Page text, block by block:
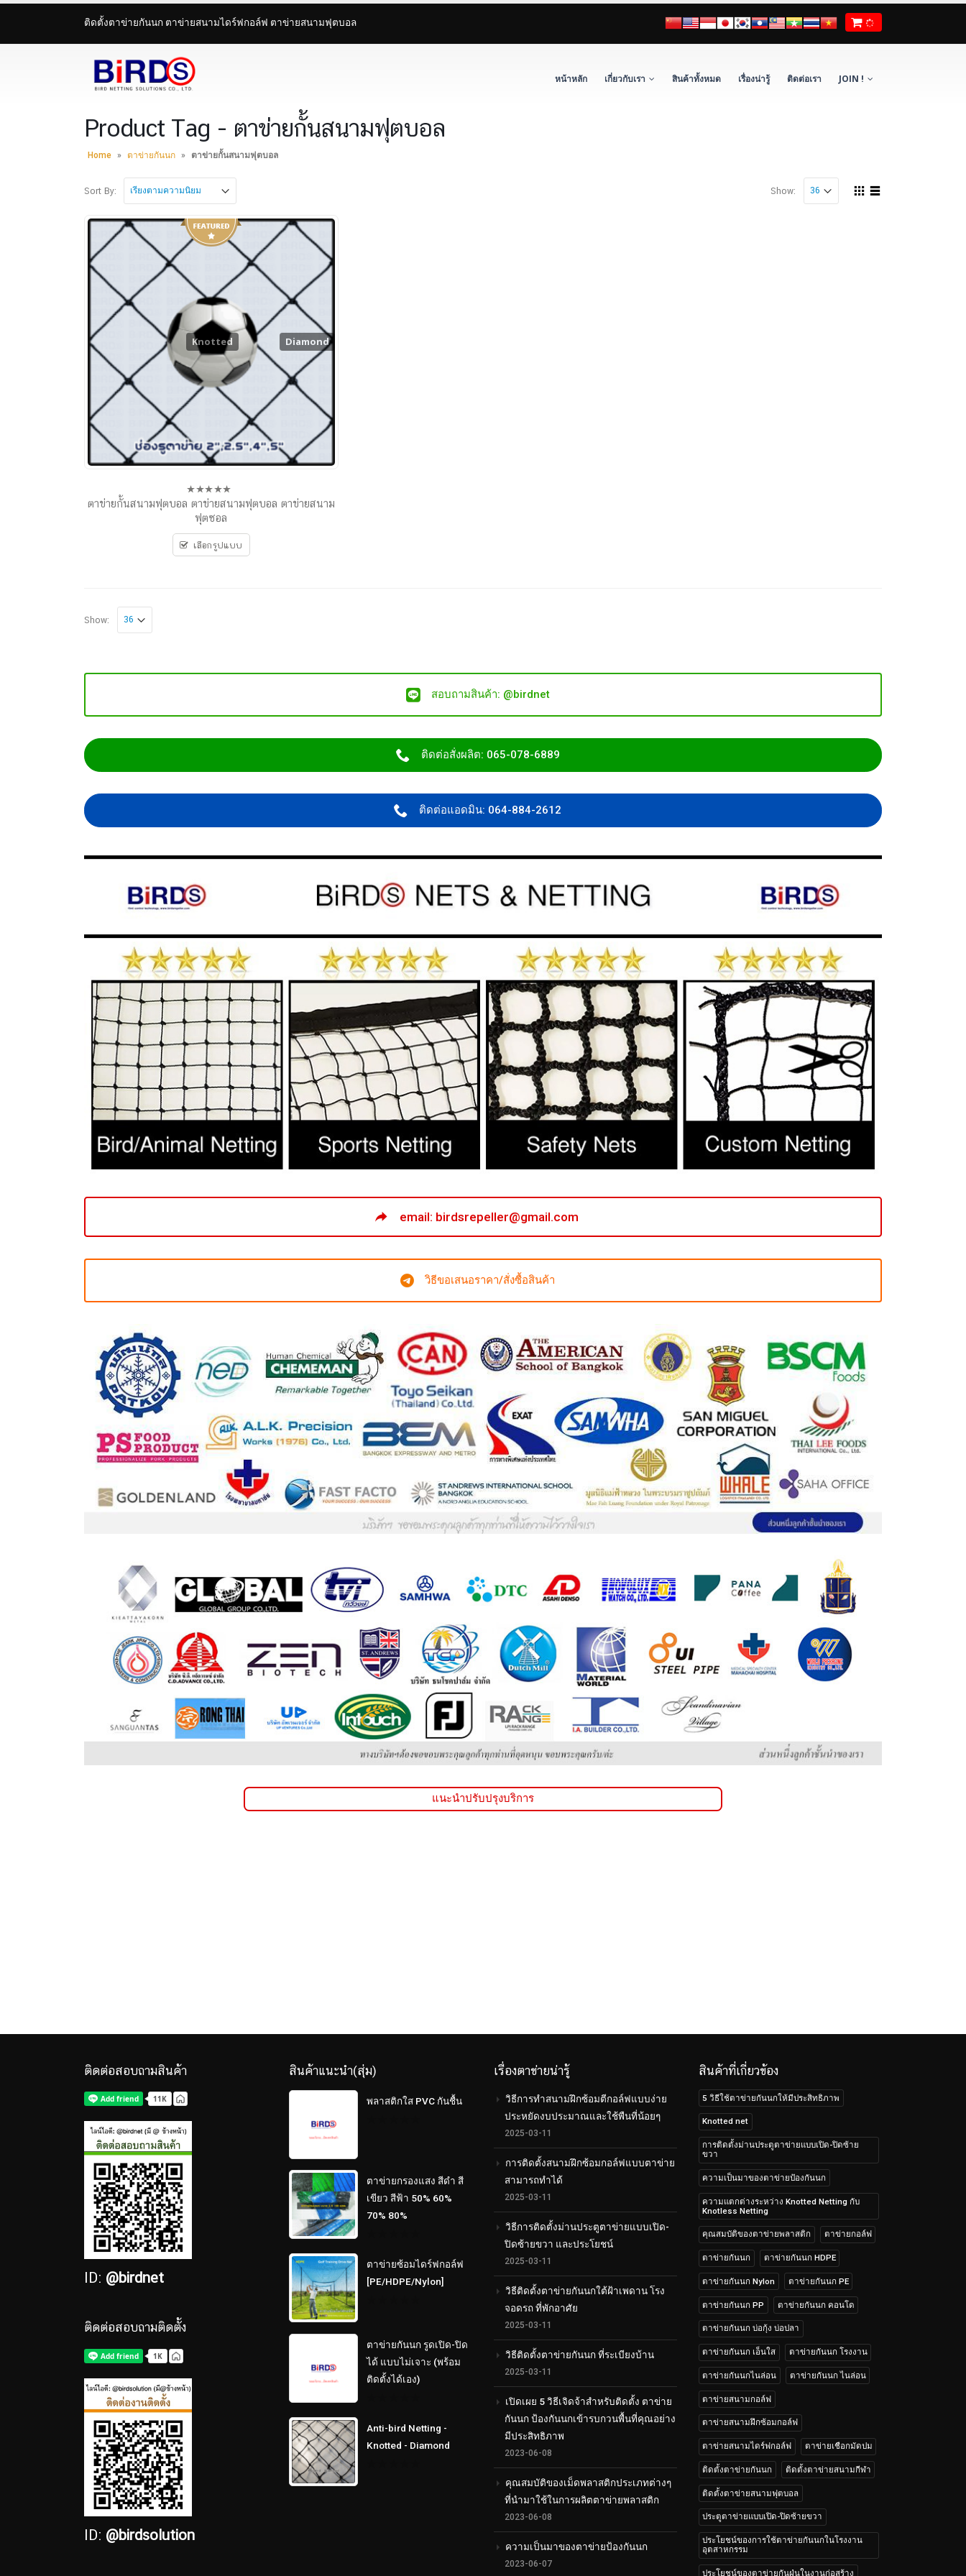
ติดตั้งตาข่ายกันนก ตาข่ายสนามไดร์ฟกอล์ฟ ตาข่ายสนามฟุตบอล
หน้าหลัก เกี่ยวกับเรา สินค้าทั้งหมด เรื่องน่ารู้ ติดต่อเรา JOIN !
Product Tag - ตาข่ายกั้นสนามฟุตบอล
Home » ตาข่ายกันนก » ตาข่ายกั้นสนามฟุตบอล
Sort By: Show:
Diamond
Knotted
0
out
5
ตาข่ายกั้นสนามฟุตบอล ตาข่ายสนามฟุตบอล ตาข่ายสนาม
ฟุตซอล
เลือกรูปแบบ
Show:
สอบถามสินค้า: @birdnet
ติดต่อสั่งผลิต: 065-078-6889
ติดต่อแอดมิน: 064-884-2612
email: birdsrepeller@gmail.com
วิธีขอเสนอราคา/สั่งซื้อสินค้า
แนะนำปรับปรุงบริการ
ติดต่อสอบถามสินค้า
ID: @birdnet
ติดต่อสอบถามติดตั้ง
ID: @birdsolution
สินค้าแนะนำ(สุ่ม)
พลาสติกใส PVC กันชื้น
ตาข่ายกรองแสง สีดำ สี
เขียว สีฟ้า 50% 60%
70% 80%
of
5
ตาข่ายซ้อมไดร์ฟกอล์ฟ
[PE/HDPE/Nylon]
5
ตาข่ายกันนก รูดเปิด-ปิด
ได้ แบบไม่เจาะ (พร้อม
ติดตั้งได้เอง)
of
Anti-bird Netting -
Knotted - Diamond
เรื่องตาข่ายน่ารู้
วิธีการทำสนามฝึกซ้อมตีกอล์ฟแบบง่าย
ประหยัดงบประมาณและใช้พืนที่น้อยๆ
2025-03-11
การติดตั้งสนามฝึกซ้อมกอล์ฟแบบตาข่าย
สามารถทำได้
2025-03-11
วิธีการติดตั้งม่านประตูตาข่ายแบบเปิด-
ปิดซ้ายขวา และประโยชน์
2025-03-11
วิธีติดตั้งตาข่ายกันนกใต้ฝ้าเพดาน โรง
จอดรถ ที่พักอาศัย
2025-03-11
วิธีติดตั้งตาข่ายกันนก ที่ระเบียงบ้าน
2025-03-11
เปิดเผย 5 วิธีเจิดจ้าสำหรับติดตั้ง ตาข่าย
กันนก ป้องกันนกเข้ารบกวนพื้นที่คุณอย่าง
มีประสิทธิภาพ
2023-06-08
คุณสมบัติของเม็ดพลาสติกประเภทต่างๆ
ที่นำมาใช้ในการผลิตตาข่ายพลาสติก
2023-06-08
ความเป็นมาของตาข่ายป้องกันนก
2023-06-07
สินค้าที่เกี่ยวข้อง
5 วิธีใช้ตาข่ายกันนกให้มีประสิทธิภาพ
Knotted net
การติดตั้งม่านประตูตาข่ายแบบเปิด-ปิดซ้าย
ขวา
ความเป็นมาของตาข่ายป้องกันนก
ความแตกต่างระหว่าง Knotted Netting กับ
Knotless Netting
คุณสมบัติของตาข่ายพลาสติก ตาข่ายกอล์ฟ
ตาข่ายกันนก ตาข่ายกันนก HDPE
ตาข่ายกันนก Nylon ตาข่ายกันนก PE
ตาข่ายกันนก PP ตาข่ายกันนก คอนโด
ตาข่ายกันนก บ่อกุ้ง บ่อปลา
ตาข่ายกันนก เอ็นใส ตาข่ายกันนก โรงงาน
ตาข่ายกันนกไนล่อน ตาข่ายกันนก ไนล่อน
ตาข่ายสนามกอล์ฟ
ตาข่ายสนามฝึกซ้อมกอล์ฟ
ตาข่ายสนามไดร์ฟกอล์ฟ ตาข่ายเชือกมัดปม
ติดตั้งตาข่ายกันนก ติดตั้งตาข่ายสนามกีฬา
ติดตั้งตาข่ายสนามฟุตบอล
ประตูตาข่ายแบบเปิด-ปิดซ้ายขวา
ประโยชน์ของการใช้ตาข่ายกันนกในโรงงาน
อุตสาหกรรม
ประโยชน์ของตาข่ายกันฝุ่นในงานก่อสร้าง